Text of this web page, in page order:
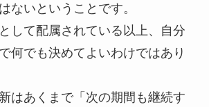
ないということです。
して配属されている以上、自分
何でも決めてよいわけではあり
はあくまで「次の期間も継続す